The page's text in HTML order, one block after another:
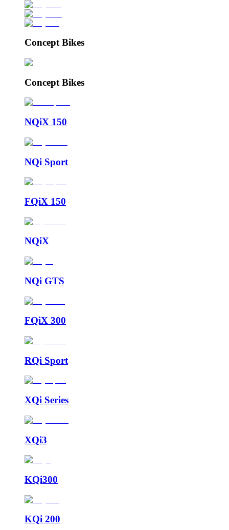
Concept Bikes
Concept Bikes
NQiX 150
NQi Sport
FQiX 150
NQiX
NQi GTS
FQiX 300
RQi Sport
XQi Series
XQi3
KQi300
KQi 200